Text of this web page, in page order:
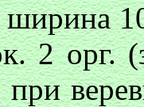
2 орг.
при